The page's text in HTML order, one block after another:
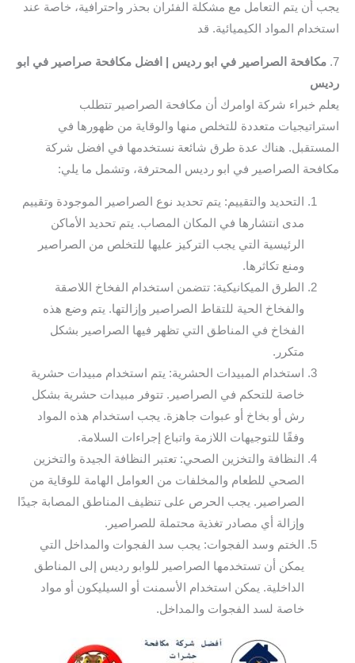
يجب أن يتم التعامل مع مشكلة الفئران بحذر واحترافية، خاصة عند
استخدام المواد الكيميائية. قد
7. مكافحة الصراصير في ابو رديس | افضل مكافحة صراصير في ابو
رديس
يعلم خبراء شركة اوامرك أن مكافحة الصراصير تتطلب
استراتيجيات متعددة للتخلص منها والوقاية من ظهورها في
المستقبل. هناك عدة طرق شائعة نستخدمها في افضل شركة
مكافحة الصراصير في ابو رديس المحترفة، وتشمل ما يلي:
التحديد والتقييم: يتم تحديد نوع الصراصير الموجودة وتقييم
مدى انتشارها في المكان المصاب. يتم تحديد الأماكن
الرئيسية التي يجب التركيز عليها للتخلص من الصراصير
ومنع تكاثرها.
الطرق الميكانيكية: تتضمن استخدام الفخاخ اللاصقة
والفخاخ الحية للتقاط الصراصير وإزالتها. يتم وضع هذه
الفخاخ في المناطق التي تظهر فيها الصراصير بشكل
متكرر.
استخدام المبيدات الحشرية: يتم استخدام مبيدات حشرية
خاصة للتحكم في الصراصير. تتوفر مبيدات حشرية بشكل
رش أو بخاخ أو عبوات جاهزة. يجب استخدام هذه المواد
وفقًا للتوجيهات اللازمة واتباع إجراءات السلامة.
النظافة والتخزين الصحي: تعتبر النظافة الجيدة والتخزين
الصحي للطعام والمخلفات من العوامل الهامة للوقاية من
الصراصير. يجب الحرص على تنظيف المناطق المصابة جيدًا
وإزالة أي مصادر تغذية محتملة للصراصير.
الختم وسد الفجوات: يجب سد الفجوات والمداخل التي
يمكن أن تستخدمها الصراصير للوابو رديس إلى المناطق
الداخلية. يمكن استخدام الأسمنت أو السيليكون أو مواد
خاصة لسد الفجوات والمداخل.